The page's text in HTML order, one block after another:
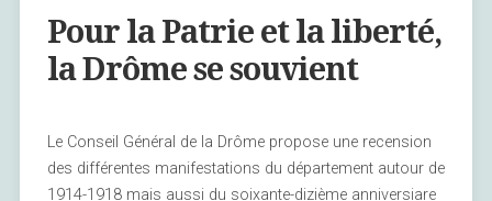
Pour la Patrie et la liberté,
la Drôme se souvient
Le Conseil Général de la Drôme propose une recension
des différentes manifestations du département autour de
1914-1918 mais aussi du soixante-dizième anniversiare